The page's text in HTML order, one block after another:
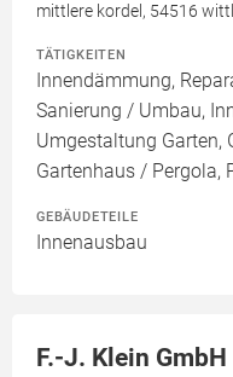
mittlere kordel, 54516
TÄTIGKEITEN
Innendämmung,
Sanierung / Umbau,
Umgestaltung Garten,
Gartenhaus / Pergola,
GEBÄUDETEILE
Innenausbau
F.-J. Klein